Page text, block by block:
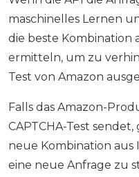
maschinelles Lernen
die beste Kombination
ermitteln, um zu
Test von Amazon
Falls das Amazon-
CAPTCHA-Test
neue Kombination aus
eine neue Anfrage zu